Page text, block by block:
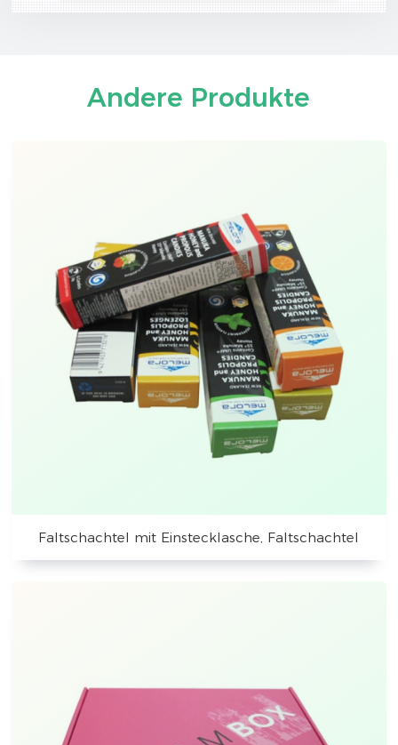
Andere Produkte
Faltschachtel mit Einstecklasche, Faltschachtel